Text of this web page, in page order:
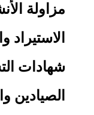
مزاولة
الاستيراد
شهادات
الصيادين